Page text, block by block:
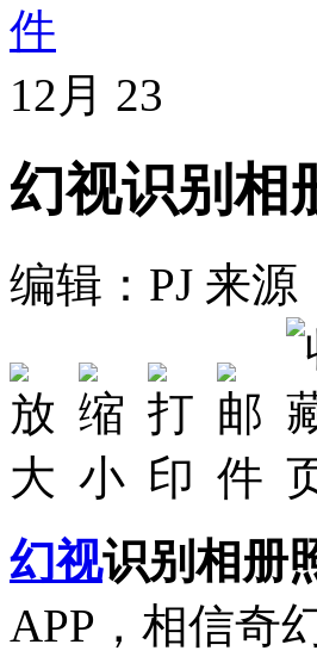
12月 23
幻视识别相
编辑：PJ 来源
幻视识别相册
APP，相信奇